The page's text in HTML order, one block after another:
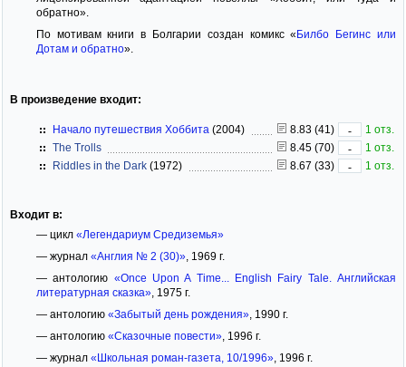
обратно».
По мотивам книги в Болгарии создан комикс «Билбо Бегинс или
Дотам и обратно».
В произведение входит:
Начало путешествия Хоббита (2004) 8.83 (41) -
1 отз.
The Trolls
8.45 (70) -
1 отз.
Riddles in the Dark (1972) 8.67 (33) - 1 отз.
Входит в:
— цикл «Легендариум Средиземья»
— журнал «Англия № 2 (30)», 1969 г.
— антологию «Once Upon A Time... English Fairy Tale. Английская
литературная сказка», 1975 г.
— антологию «Забытый день рождения», 1990 г.
— антологию «Сказочные повести», 1996 г.
— журнал «Школьная роман-газета, 10/1996», 1996 г.